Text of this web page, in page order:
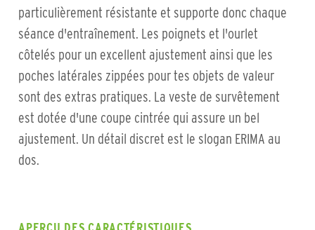
particulièrement résistante et supporte donc chaque
séance d'entraînement. Les poignets et l'ourlet
côtelés pour un excellent ajustement ainsi que les
poches latérales zippées pour tes objets de valeur
sont des extras pratiques. La veste de survêtement
est dotée d'une coupe cintrée qui assure un bel
ajustement. Un détail discret est le slogan ERIMA au
dos.